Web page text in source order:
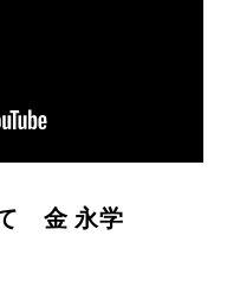
金 永学